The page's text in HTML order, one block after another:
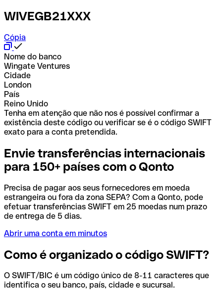
WIVEGB21XXX
Cópia
Nome do banco
Wingate Ventures
Cidade
London
País
Reino Unido
Tenha em atenção que não nos é possível confirmar a
existência deste código ou verificar se é o código SWIFT
exato para a conta pretendida.
Envie transferências internacionais
para 150+ países com o Qonto
Precisa de pagar aos seus fornecedores em moeda
estrangeira ou fora da zona SEPA? Com a Qonto, pode
efetuar transferências SWIFT em 25 moedas num prazo
de entrega de 5 dias.
Abrir uma conta em minutos
Como é organizado o código SWIFT?
O SWIFT/BIC é um código único de 8-11 caracteres que
identifica o seu banco, país, cidade e sucursal.